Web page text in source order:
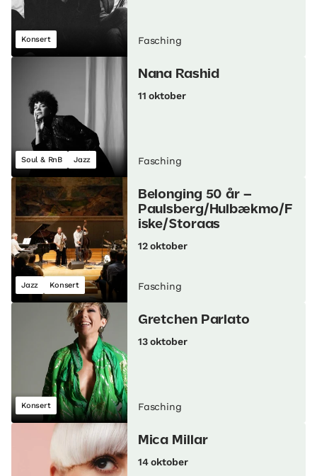
Konsert Fasching
Soul & RnB Jazz
Nana Rashid
11 oktober
Fasching
Jazz Konsert
Belonging 50 år –
Paulsberg/Hulbækmo/F
iske/Storaas
12 oktober
Fasching
Konsert
Gretchen Parlato
13 oktober
Fasching
Mica Millar
14 oktober